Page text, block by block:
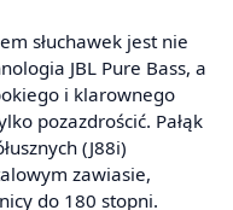
słuchawek jest nie
JBL Pure Bass, a
i klarownego
pozazdrościć. Pałąk
(J88i)
zawiasie,
do 180 stopni.